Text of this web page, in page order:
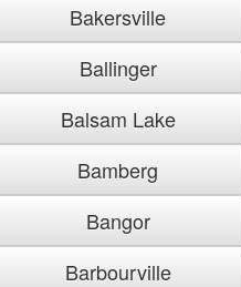
Bakersville
Ballinger
Balsam Lake
Bamberg
Bangor
Barbourville